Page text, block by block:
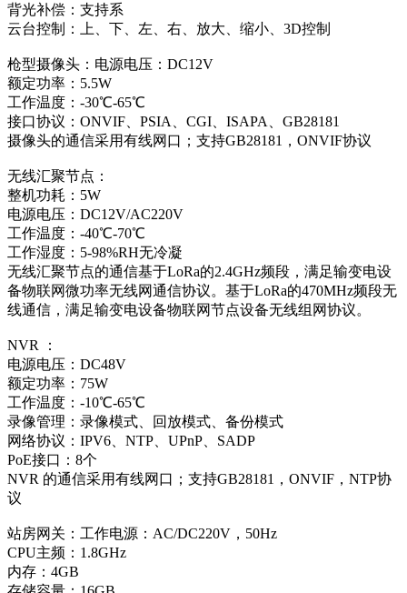
背光补偿：支持系
云台控制：上、下、左、右、放大、缩小、3D控制
枪型摄像头：电源电压：DC12V
额定功率：5.5W
工作温度：-30℃-65℃
接口协议：ONVIF、PSIA、CGI、ISAPA、GB28181
摄像头的通信采用有线网口；支持GB28181，ONVIF协议
无线汇聚节点：
整机功耗：5W
电源电压：DC12V/AC220V
工作温度：-40℃-70℃
工作湿度：5-98%RH无冷凝
无线汇聚节点的通信基于LoRa的2.4GHz频段，满足输变电设
备物联网微功率无线网通信协议。基于LoRa的470MHz频段无
线通信，满足输变电设备物联网节点设备无线组网协议。
NVR ：
电源电压：DC48V
额定功率：75W
工作温度：-10℃-65℃
录像管理：录像模式、回放模式、备份模式
网络协议：IPV6、NTP、UPnP、SADP
PoE接口：8个
NVR 的通信采用有线网口；支持GB28181，ONVIF，NTP协
议
站房网关：工作电源：AC/DC220V，50Hz
CPU主频：1.8GHz
内存：4GB